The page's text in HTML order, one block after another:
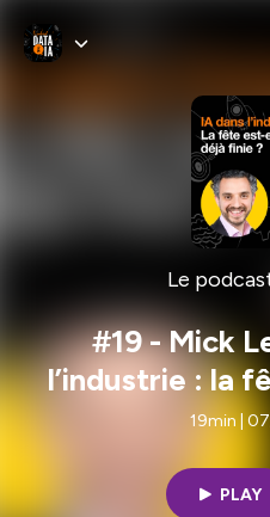
Le
#19 - Mick
l’industrie : la
19min |
PLAY